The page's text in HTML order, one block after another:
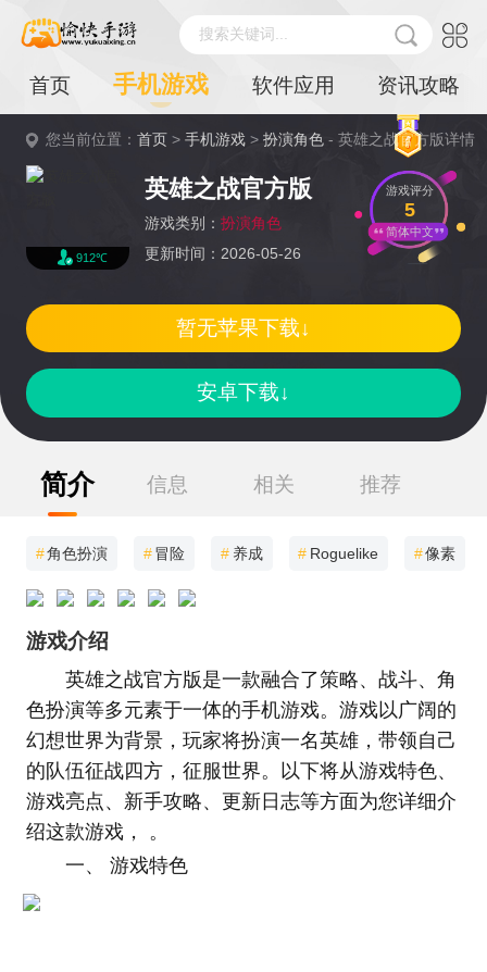
搜索关键词...
首页 手机游戏 软件应用 资讯攻略
您当前位置：首页 >手机游戏 >扮演角色 - 英雄之战官方版详情
912℃
英雄之战官方版
游戏类别： 扮演角色
更新时间：2026-05-26
游戏评分
5
简体中文
安卓下载↓
暂无苹果下载↓
简介 信息 相关 推荐
#角色扮演 #冒险 # 养成 # Roguelike #像素
游戏介绍
英雄之战官方版是一款融合了策略、战斗、角
色扮演等多元素于一体的手机游戏。游戏以广阔的
幻想世界为背景，玩家将扮演一名英雄，带领自己
的队伍征战四方，征服世界。以下将从游戏特色、
游戏亮点、新手攻略、更新日志等方面为您详细介
绍这款游戏， 。
一、 游戏特色